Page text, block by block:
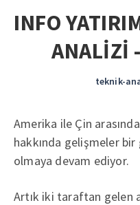
INFO
ANALİZİ
teknik-
Amerika ile Çin
hakkında gelişmeler
olmaya devam ediyor.
Artık iki taraftan gelen